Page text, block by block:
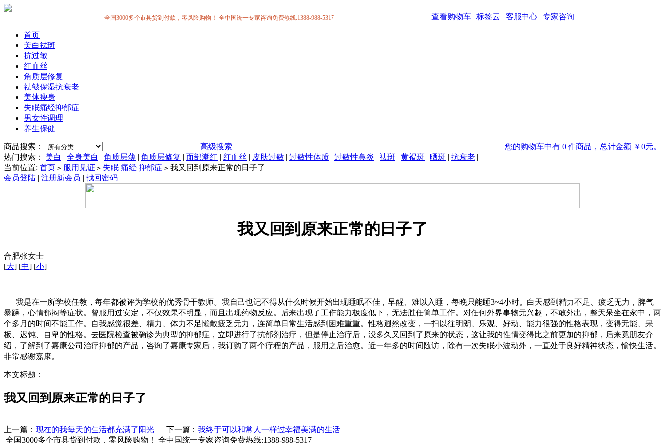
全国3000多个市县货到付款，零风险购物！ 全中国统一专家咨询免费热线:1388-988-5317 查看购物车 | 标签云 | 客服中心 | 专家咨询
首页
美白祛斑
抗过敏
红血丝
角质层修复
祛皱保湿抗衰老
美体瘦身
失眠痛经抑郁症
男女性调理
养生保健
商品搜索： 高级搜索
您的购物车中有 0 件商品，总计金额 ￥0元。
热门搜索：
美白 | 全身美白 | 角质层薄 | 角质层修复 | 面部潮红 | 红血丝 | 皮肤过敏 | 过敏性体质 | 过敏性鼻炎 | 祛斑 | 黄褐斑 | 晒斑 | 抗衰老 |
当前位置: 首页 > 服用见证 > 失眠 痛经 抑郁症 > 我又回到原来正常的日子了
会员登陆 | 注册新会员 | 找回密码
我又回到原来正常的日子了
合肥张女士
[大] [中] [小]
我是在一所学校任教，每年都被评为学校的优秀骨干教师。我自己也记不得从什么时候开始出现睡眠不佳，早醒、难以入睡，每晚只能睡3~4小时。白天感到精力不足、疲乏无力，脾气
暴躁，心情郁闷等症状。曾服用过安定，不仅效果不明显，而且出现药物反应。后来出现了工作能力极度低下，无法胜任简单工作。对任何外界事物无兴趣，不敢外出，整天呆坐在家中，两
个多月的时间不能工作。自我感觉很差、精力、体力不足懒散疲乏无力，连简单日常生活感到困难重重。性格迥然改变，一扫以往明朗、乐观、好动、能力很强的性格表现，变得无能、呆
板、迟钝、自卑的性格。去医院检查被确诊为典型的抑郁症，立即进行了抗郁剂治疗，但是停止治疗后，没多久又回到了原来的状态，这让我的性情变得比之前更加的抑郁，后来竟朋友介
绍，了解到了嘉康公司治疗抑郁的产品，咨询了嘉康专家后，我订购了两个疗程的产品，服用之后治愈。近一年多的时间随访，除有一次失眠小波动外，一直处于良好精神状态，愉快生活。
非常感谢嘉康。
本文标题：
我又回到原来正常的日子了
上一篇： 现在的我每天的生活都充满了阳光 下一篇： 我终于可以和常人一样过幸福美满的生活
全国3000多个市县货到付款，零风险购物！ 全中国统一专家咨询免费热线:1388-988-5317